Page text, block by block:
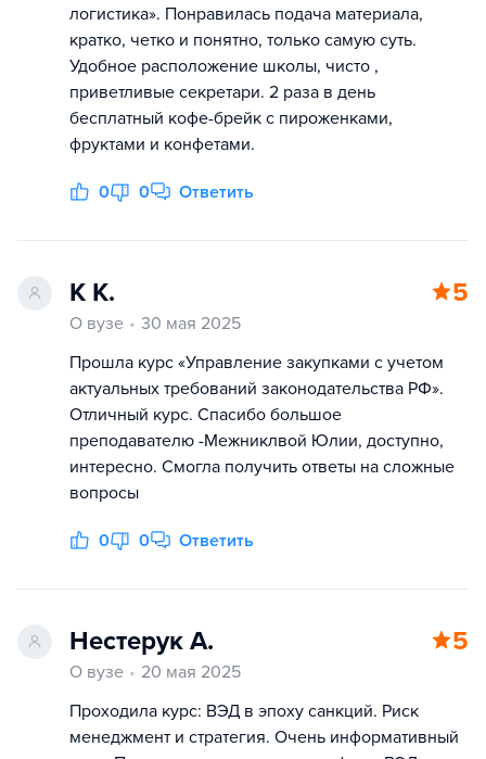
логистика». Понравилась подача материала,
кратко, четко и понятно, только самую суть.
Удобное расположение школы, чисто ,
приветливые секретари. 2 раза в день
бесплатный кофе-брейк с пироженками,
фруктами и конфетами.
0 0 Ответить
К К. 5
О вузе
30 мая 2025
Прошла курс «Управление закупками с учетом
актуальных требований законодательства РФ».
Отличный курс. Спасибо большое
преподавателю -Межниклвой Юлии, доступно,
интересно. Смогла получить ответы на сложные
вопросы
0 0 Ответить
Нестерук А. 5
О вузе
20 мая 2025
Проходила курс: ВЭД в эпоху санкций. Риск
менеджмент и стратегия. Очень информативный